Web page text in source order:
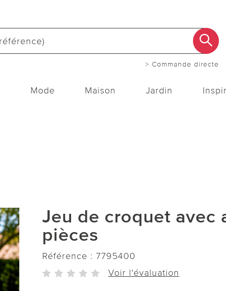
> Commande directe
Mode Maison Jardin
Jeu de croquet avec
pièces
Référence : 7795400
Voir l'évaluation